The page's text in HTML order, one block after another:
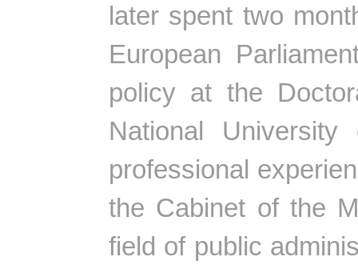
later spent two
European
policy at the
National
professional
the Cabinet of the
field of public